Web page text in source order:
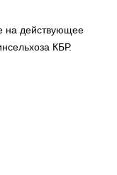
на действующее
КБР.